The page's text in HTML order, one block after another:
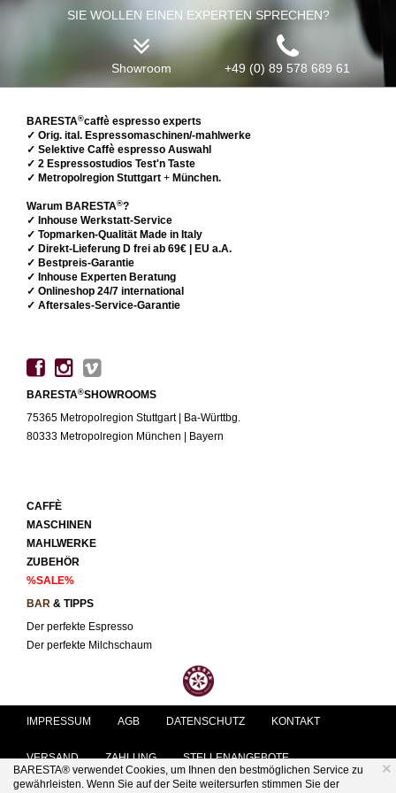
BARESTA® verwendet Cookies, um Ihnen den bestmöglichen Service zu
gewährleisten. Wenn Sie auf der Seite weitersurfen stimmen Sie der
×
SIE WOLLEN EINEN EXPERTEN SPRECHEN?
Showroom +49 (0) 89 578 689 61
BARESTA®caffè espresso experts
✓ Orig. ital. Espressomaschinen/-mahlwerke
✓ Selektive Caffè espresso Auswahl
✓ 2 Espressostudios Test'n Taste
✓ Metropolregion Stuttgart + München.
Warum BARESTA®?
✓ Inhouse Werkstatt-Service
✓ Topmarken-Qualität Made in Italy
✓ Direkt-Lieferung D frei ab 69€ | EU a.A.
✓ Bestpreis-Garantie
✓ Inhouse Experten Beratung
✓ Onlineshop 24/7 international
✓ Aftersales-Service-Garantie
BARESTA®SHOWROOMS
75365 Metropolregion Stuttgart | Ba-Württbg.
80333 Metropolregion München | Bayern
CAFFÈ
MASCHINEN
MAHLWERKE
ZUBEHÖR
%SALE%
BAR & TIPPS
Der perfekte Espresso
Der perfekte Milchschaum
IMPRESSUM AGB DATENSCHUTZ KONTAKT
VERSAND ZAHLUNG STELLENANGEBOTE